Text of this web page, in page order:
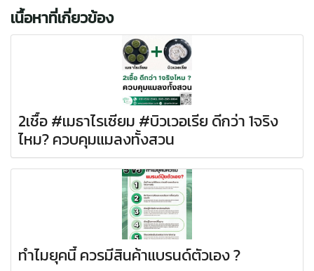
เนื้อหาที่เกี่ยวข้อง
2เชื้อ #เมธาไรเซียม #บิวเวอเรีย ดีกว่า 1จริง
ไหม? ควบคุมแมลงทั้งสวน
ทำไมยุคนี้ ควรมีสินค้าแบรนด์ตัวเอง ?